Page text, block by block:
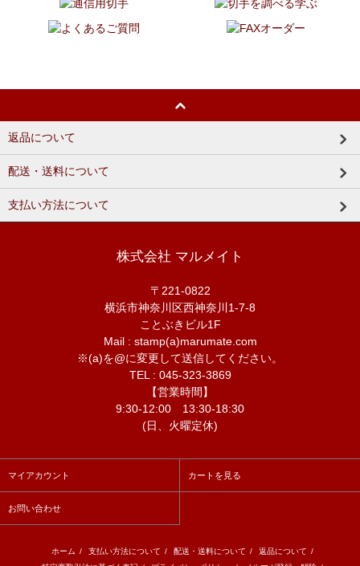
返品について
配送・送料について
支払い方法について
株式会社 マルメイト
〒221-0822
横浜市神奈川区西神奈川1-7-8
ことぶきビル1F
Mail : stamp(a)marumate.com
※(a)を@に変更して送信してください。
TEL : 045-323-3869
【営業時間】
9:30-12:00 13:30-18:30
(日、火曜定休)
マイアカウント カートを見る
お問い合わせ
ホーム / 支払い方法について / 配送・送料について / 返品について /